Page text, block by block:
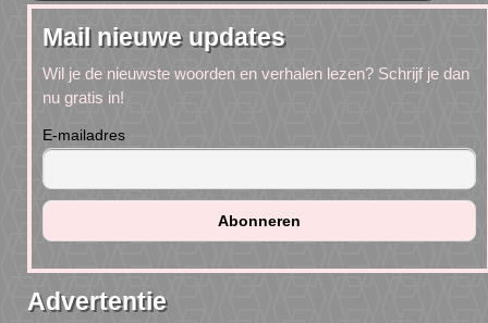
Mail nieuwe updates
Wil je de nieuwste woorden en verhalen lezen? Schrijf je dan
nu gratis in!
E-mailadres
Advertentie